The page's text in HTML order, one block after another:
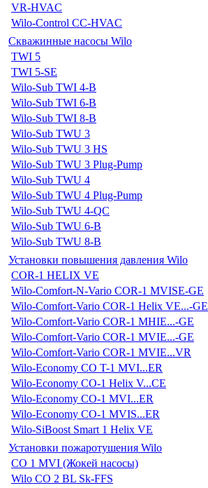
VR-HVAC
Wilo-Control CC-HVAC
Скважинные насосы Wilo
TWI 5
TWI 5-SE
Wilo-Sub TWI 4-B
Wilo-Sub TWI 6-B
Wilo-Sub TWI 8-B
Wilo-Sub TWU 3
Wilo-Sub TWU 3 HS
Wilo-Sub TWU 3 Plug-Pump
Wilo-Sub TWU 4
Wilo-Sub TWU 4 Plug-Pump
Wilo-Sub TWU 4-QC
Wilo-Sub TWU 6-B
Wilo-Sub TWU 8-B
Установки повышения давления Wilo
COR-1 HELIX VE
Wilo-Comfort-N-Vario COR-1 MVISE-GE
Wilo-Comfort-Vario COR-1 Helix VE...-GE
Wilo-Comfort-Vario COR-1 MHIE...-GE
Wilo-Comfort-Vario COR-1 MVIE...-GE
Wilo-Comfort-Vario COR-1 MVIE...VR
Wilo-Economy CO T-1 MVI...ER
Wilo-Economy CO-1 Helix V...CE
Wilo-Economy CO-1 MVI...ER
Wilo-Economy CO-1 MVIS...ER
Wilo-SiBoost Smart 1 Helix VE
Установки пожаротушения Wilo
CO 1 MVI (Жокей насосы)
Wilo CO 2 BL Sk-FFS